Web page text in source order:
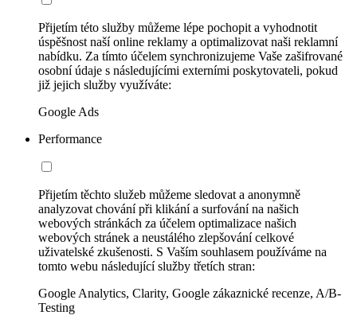
Přijetím této služby můžeme lépe pochopit a vyhodnotit
úspěšnost naší online reklamy a optimalizovat naši reklamní
nabídku. Za tímto účelem synchronizujeme Vaše zašifrované
osobní údaje s následujícími externími poskytovateli, pokud
již jejich služby využíváte:
Google Ads
Performance
Přijetím těchto služeb můžeme sledovat a anonymně
analyzovat chování při klikání a surfování na našich
webových stránkách za účelem optimalizace našich
webových stránek a neustálého zlepšování celkové
uživatelské zkušenosti. S Vaším souhlasem používáme na
tomto webu následující služby třetích stran:
Google Analytics, Clarity, Google zákaznické recenze, A/B-
Testing